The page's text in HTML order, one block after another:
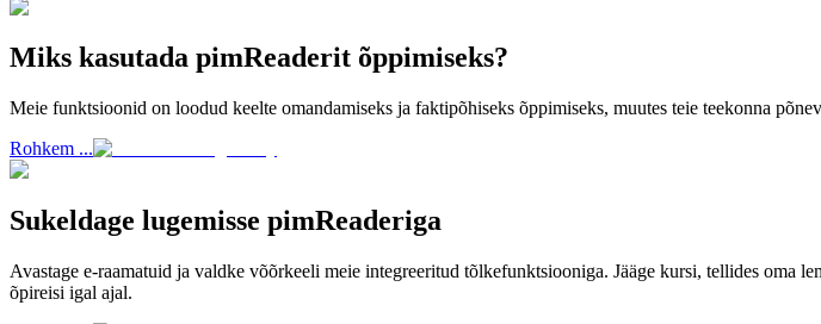
Miks kasutada pimReaderit õppimiseks?
Meie funktsioonid on loodud keelte omandamiseks ja faktipõhiseks õppimiseks, muutes teie teekonna
Rohkem ...
Sukeldage lugemisse pimReaderiga
Avastage e-raamatuid ja valdke võõrkeeli meie integreeritud tõlkefunktsiooniga. Jääge kursi, tellides oma
õpireisi igal ajal.